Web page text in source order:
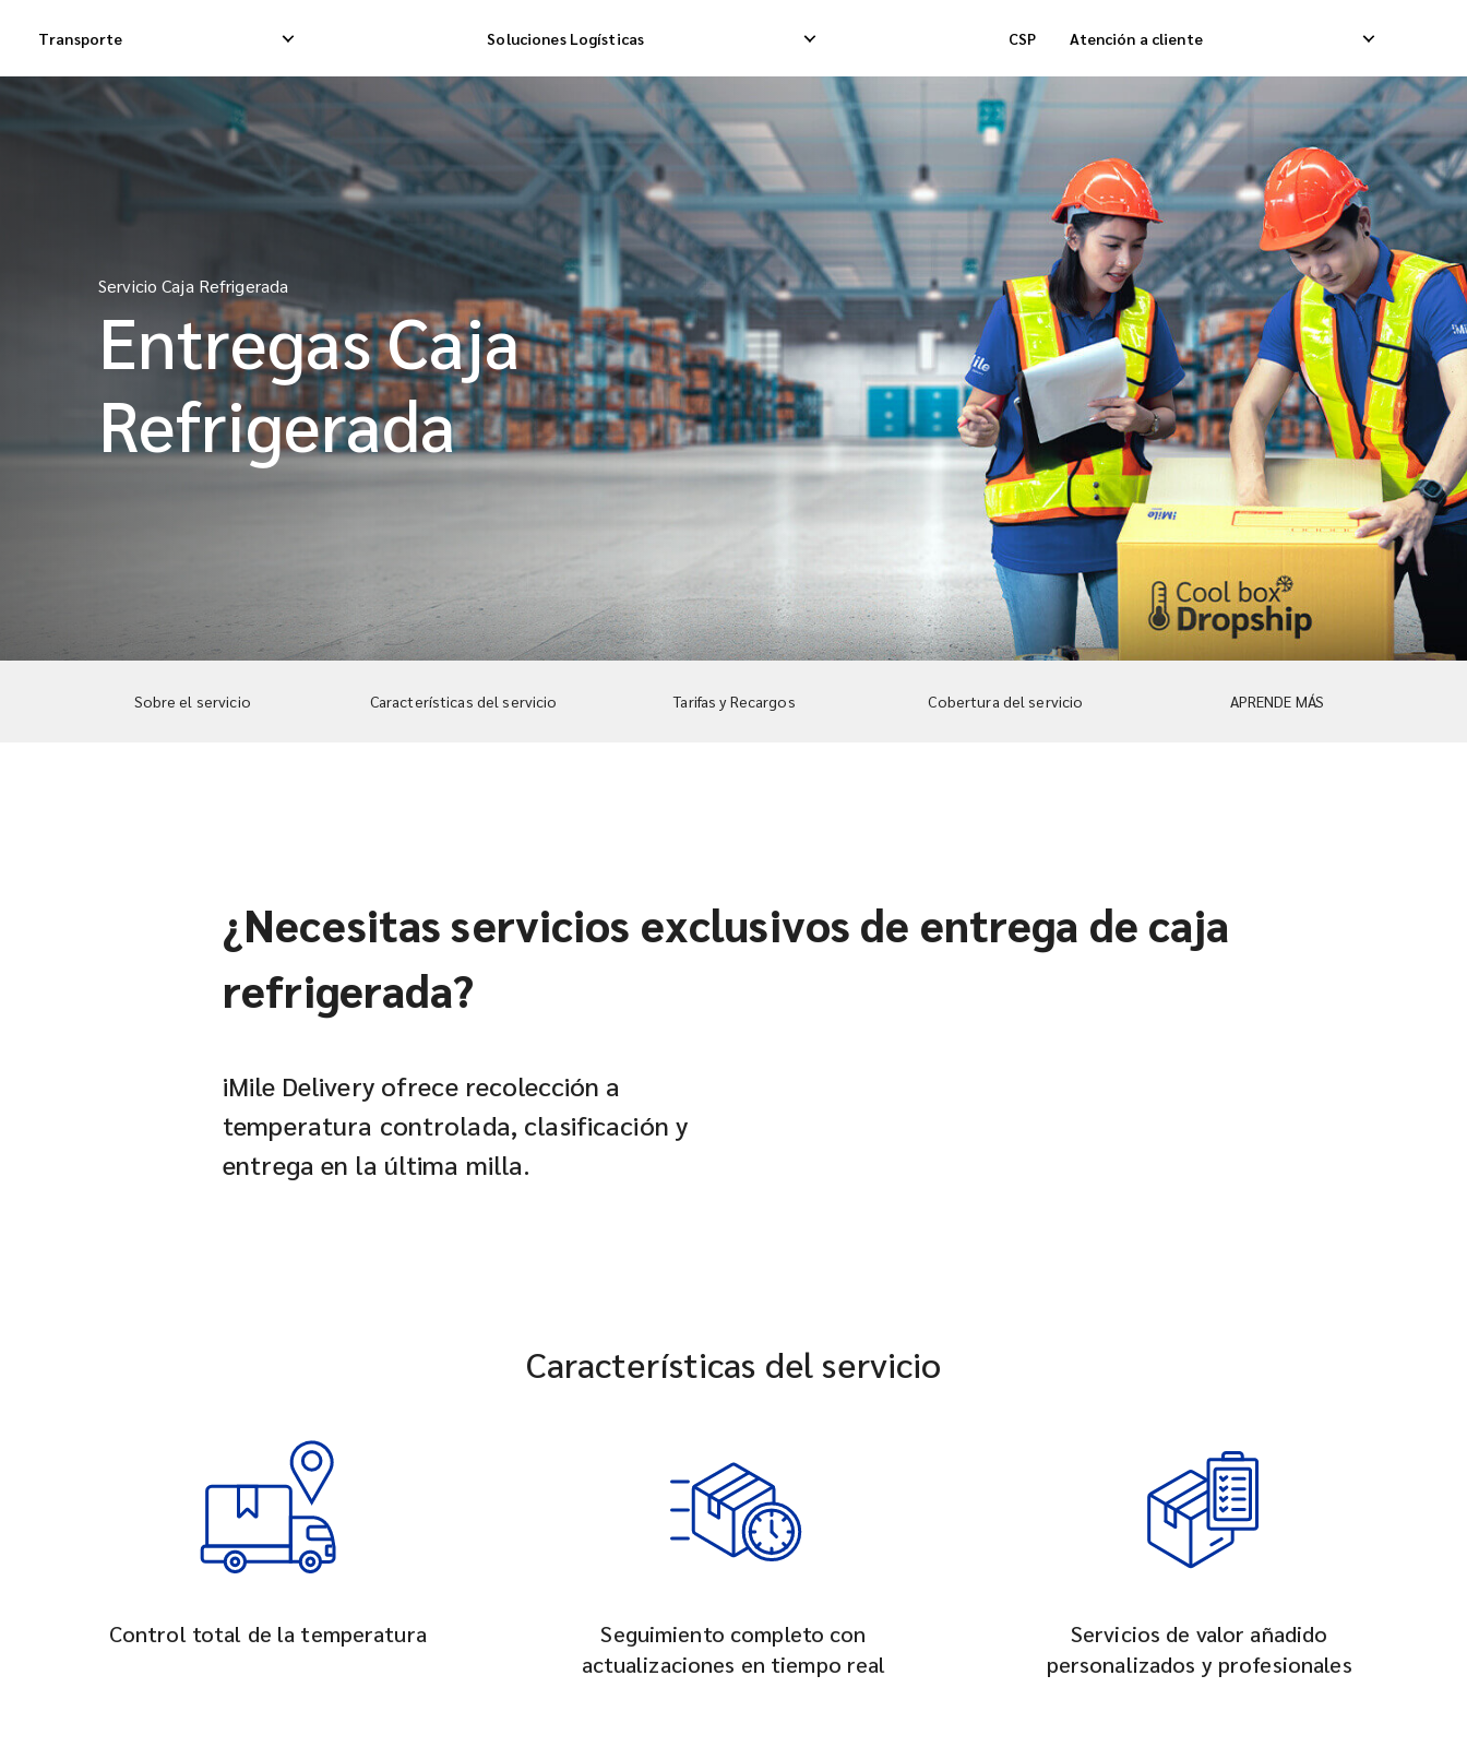
Transporte Soluciones Logísticas
Entregas de Carga
Entregas Dropship Internacional
Entrega de Carga Internacional
Carga Consolidada Internacional
Logística Inversa
Gestión de Devoluciones
Almacenamiento
Entrega Fulfillment de Pedidos
Entregas Caja Refrigerada
CSP Atención a cliente
Servicio Caja Refrigerada
Entregas Caja
Refrigerada
Sobre el servicio Características del servicio Tarifas y Recargos Cobertura del servicio APRENDE MÁS
¿Necesitas servicios exclusivos de entrega de caja
refrigerada?
iMile Delivery ofrece recolección a
temperatura controlada, clasificación y
entrega en la última milla.
Características del servicio
Control total de la temperatura
Seguimiento completo con
actualizaciones en tiempo real
Servicios de valor añadido
personalizados y profesionales